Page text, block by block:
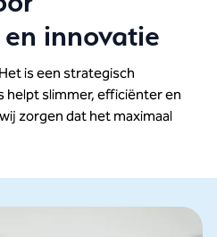
innovatie
is een strategisch
slimmer, efficiënter en
zorgen dat het maximaal